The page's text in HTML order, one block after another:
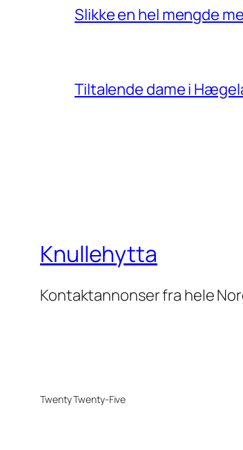
Slikke en hel mengde
Tiltalende dame i
Knullehytta
Kontaktannonser fra hele
Twenty Twenty-Five